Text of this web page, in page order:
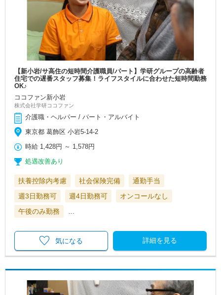
【新小岩/サ高住の短時間介護職員/パート】学研グループの高齢者
住宅での遅番スタッフ募集！ライフスタイルに合わせた短時間勤務
OK♪
ココファン新小岩
株式会社学研ココファン
介護職・ヘルパー / パート・アルバイト
東京都 葛飾区 小岩5-14-2
時給 1,428円 ～ 1,578円
処遇改善あり
扶養控除内考慮 社会保険完備
通勤手当
週3日勤務可
週4日勤務可
オンコールなし
午後のみ勤務
詳細を見る
気になる